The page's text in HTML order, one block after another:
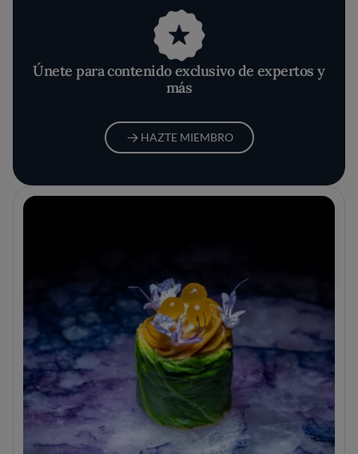
Únete para contenido exclusivo de expertos y
más
HAZTE MIEMBRO